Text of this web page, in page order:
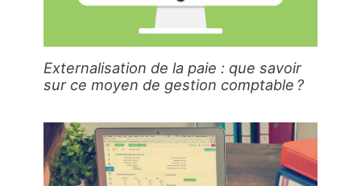
Externalisation de la paie : que savoir
sur ce moyen de gestion comptable ?